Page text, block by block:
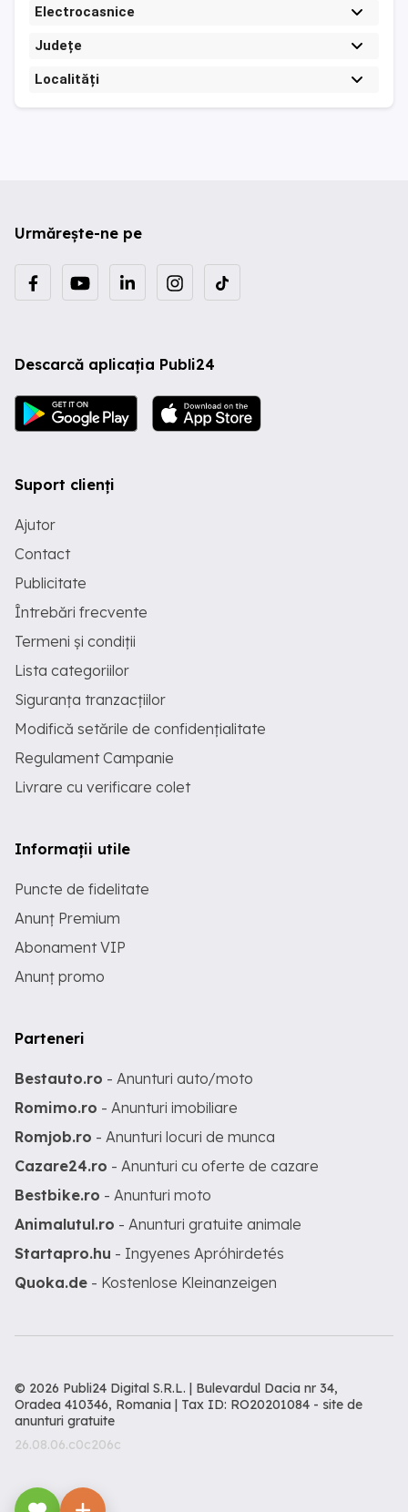
Electrocasnice
Județe
Localități
Urmărește-ne pe
Descarcă aplicația Publi24
Suport clienți
Ajutor
Contact
Publicitate
Întrebări frecvente
Termeni și condiții
Lista categoriilor
Siguranța tranzacțiilor
Modifică setările de confidențialitate
Regulament Campanie
Livrare cu verificare colet
Informații utile
Puncte de fidelitate
Anunț Premium
Abonament VIP
Anunț promo
Parteneri
Bestauto.ro - Anunturi auto/moto
Romimo.ro - Anunturi imobiliare
Romjob.ro - Anunturi locuri de munca
Cazare24.ro - Anunturi cu oferte de cazare
Bestbike.ro - Anunturi moto
Animalutul.ro - Anunturi gratuite animale
Startapro.hu - Ingyenes Apróhirdetés
Quoka.de - Kostenlose Kleinanzeigen
© 2026 Publi24 Digital S.R.L. | Bulevardul Dacia nr 34,
Oradea 410346, Romania | Tax ID: RO20201084 - site de
anunturi gratuite
26.08.06.c0c206c